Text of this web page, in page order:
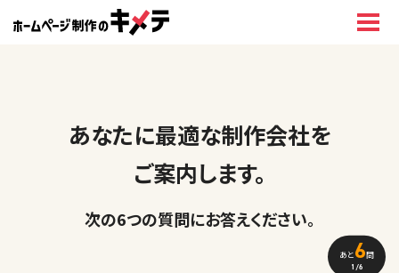
あなたに最適な制作会社を
ご案内します。
次の6つの質問にお答えください。
あと6問
1 /6